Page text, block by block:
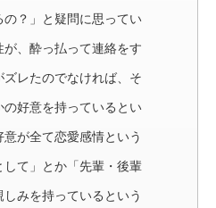
の？」と疑問に思ってい
、酔っ払って連絡をす
レたのでなければ、そ
好意を持っているとい
が全て恋愛感情という
て」とか「先輩・後輩
みを持っているという